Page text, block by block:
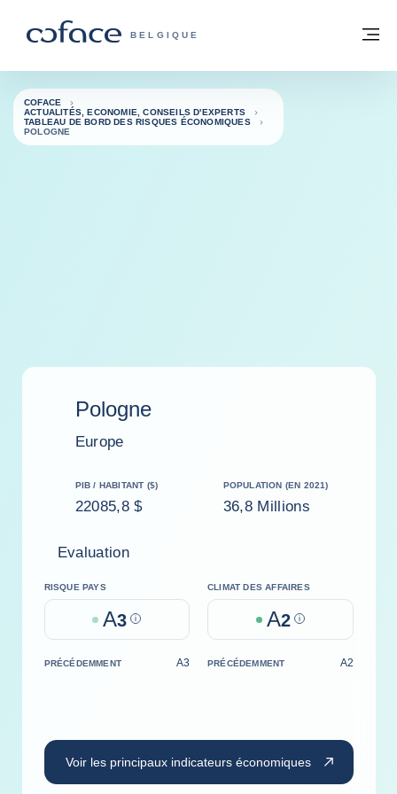
COFACE, FOR TRADE - PAGE
BELGIQUE
Retour à la page d'accueil
COFACE
ACTUALITÉS, ECONOMIE, CONSEILS D'EXPERTS
TABLEAU DE BORD DES RISQUES ÉCONOMIQUES
POLOGNE
Pologne
Europe
PIB / HABITANT ($)
22085,8 $
POPULATION (EN 2021)
36,8 Millions
Evaluation
RISQUE PAYS
A3 Help
CLIMAT DES AFFAIRES
A2 Help
PRÉCÉDEMMENT A3 PRÉCÉDEMMENT A2
Voir les principaux indicateurs économiques